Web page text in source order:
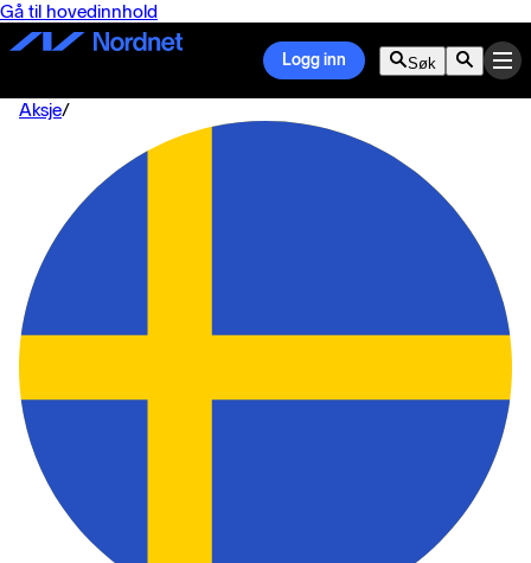
Gå til hovedinnhold
Logg inn Søk
Aksje/